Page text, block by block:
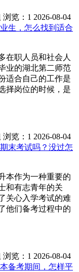
浏览：1 2026-08-04
生，怎么找到适合
在职人员和社会人
业的湖北第二师范
适合自己的工作是
择岗位的时候，是
浏览：1 2026-08-04
末考试吗？没过怎
本作为一种重要的
和有志青年的关
关心入学考试的难
他们备考过程中的
浏览：1 2026-08-04
备考期间，怎样平